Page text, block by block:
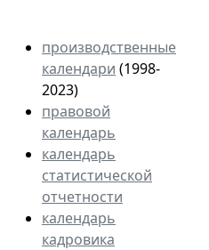
производственные
календари (1998-
2023)
правовой
календарь
календарь
статистической
отчетности
календарь
кадровика